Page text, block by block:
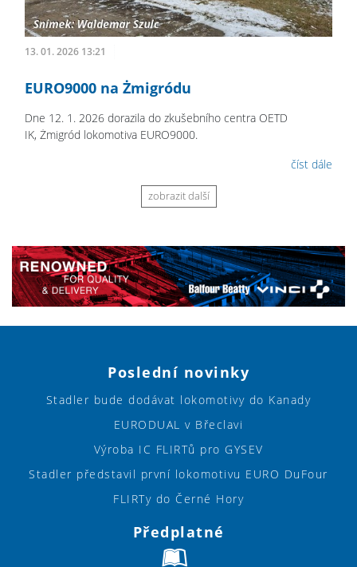
13. 01. 2026 13:21
EURO9000 na Żmigródu
Dne 12. 1. 2026 dorazila do zkušebního centra OETD
IK, Żmigród lokomotiva EURO9000.
číst dále
zobrazit další
Poslední novinky
Stadler bude dodávat lokomotivy do Kanady
EURODUAL v Břeclavi
Výroba IC FLIRTů pro GYSEV
Stadler představil první lokomotivu EURO DuFour
FLIRTy do Černé Hory
Předplatné